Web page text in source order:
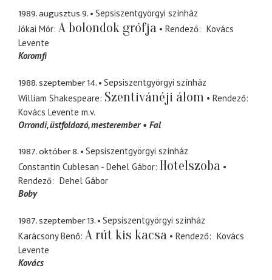
1989. augusztus 9.
Sepsiszentgyörgyi színház
Jókai Mór A bolondok grófja Rendező
Kovács
Levente
Koromfi
1988. szeptember 14.
Sepsiszentgyörgyi színház
William Shakespeare Szentivánéji álom
Rendező
Kovács Levente m.v.
Orrondi üstfoldozó, mesterember Fal
1987. október 8.
Sepsiszentgyörgyi színház
Constantin Cublesan - Dehel Gábor Hotelszoba
Rendező
Dehel Gábor
Boby
1987. szeptember 13.
Sepsiszentgyörgyi színház
Karácsony Benő A rút kis kacsa Rendező
Kovács
Levente
Kovács